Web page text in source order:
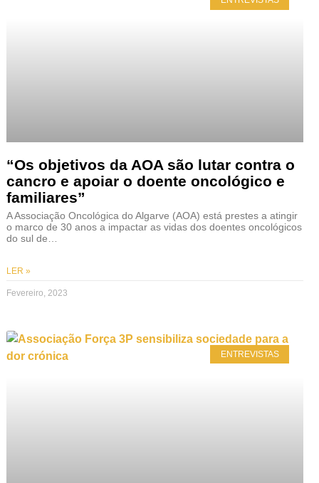
“Os objetivos da AOA são lutar contra o
cancro e apoiar o doente oncológico e
familiares”
A Associação Oncológica do Algarve (AOA) está prestes a atingir
o marco de 30 anos a impactar as vidas dos doentes oncológicos
do sul de…
LER »
Fevereiro, 2023
ENTREVISTAS